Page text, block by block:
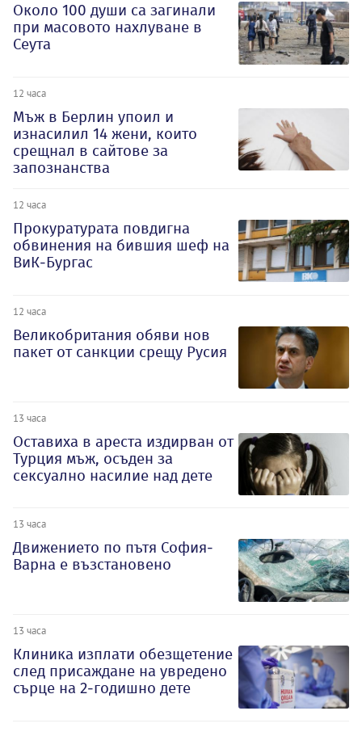
Около 100 души са загинали
при масовото нахлуване в
Сеута
12 часа
Мъж в Берлин упоил и
изнасилил 14 жени, които
срещнал в сайтове за
запознанства
12 часа
Прокуратурата повдигна
обвинения на бившия шеф на
ВиК-Бургас
12 часа
Великобритания обяви нов
пакет от санкции срещу Русия
13 часа
Оставиха в ареста издирван от
Турция мъж, осъден за
сексуално насилие над дете
13 часа
Движението по пътя София-
Варна е възстановено
13 часа
Клиника изплати обезщетение
след присаждане на увредено
сърце на 2-годишно дете